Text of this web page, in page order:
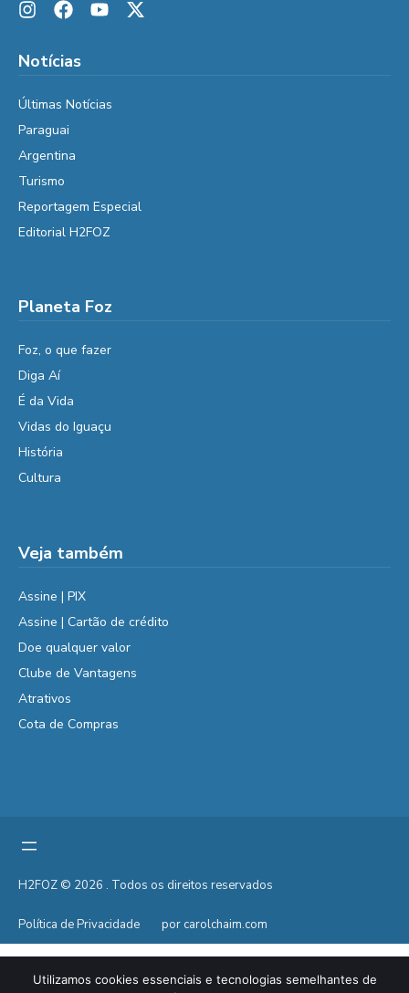
Notícias
Últimas Notícias
Paraguai
Argentina
Turismo
Reportagem Especial
Editorial H2FOZ
Planeta Foz
Foz, o que fazer
Diga Aí
É da Vida
Vidas do Iguaçu
História
Cultura
Veja também
Assine | PIX
Assine | Cartão de crédito
Doe qualquer valor
Clube de Vantagens
Atrativos
Cota de Compras
H2FOZ © 2026 . Todos os direitos reservados
Política de Privacidade por carolchaim.com
Utilizamos cookies essenciais e tecnologias semelhantes de